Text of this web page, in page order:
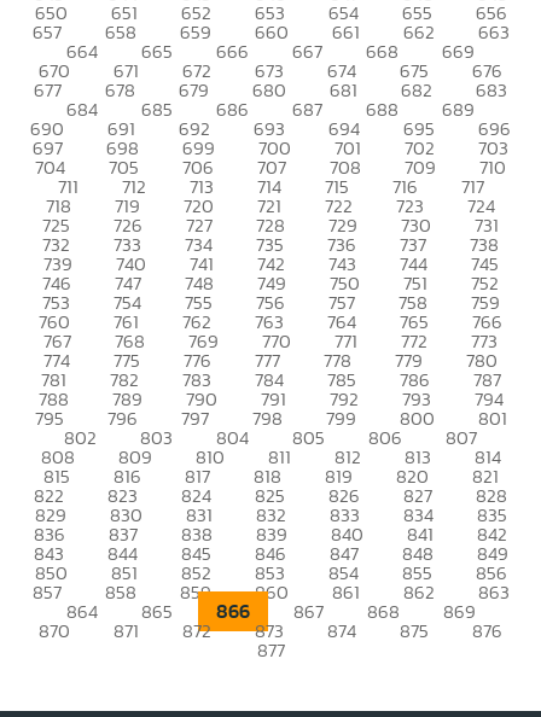
650 651 652 653 654 655 656
657 658 659 660 661 662 663
664 665 666 667 668 669
670 671 672 673 674 675 676
677 678 679 680 681 682 683
684 685 686 687 688 689
690 691 692 693 694 695 696
697 698 699 700 701 702 703
704 705 706 707 708 709 710
711 712 713 714 715 716 717
718 719 720 721 722 723 724
725 726 727 728 729 730 731
732 733 734 735 736 737 738
739 740 741 742 743 744 745
746 747 748 749 750 751 752
753 754 755 756 757 758 759
760 761 762 763 764 765 766
767 768 769 770 771 772 773
774 775 776 777 778 779 780
781 782 783 784 785 786 787
788 789 790 791 792 793 794
795 796 797 798 799 800 801
802 803 804 805 806 807
808 809 810 811 812 813 814
815 816 817 818 819 820 821
822 823 824 825 826 827 828
829 830 831 832 833 834 835
836 837 838 839 840 841 842
843 844 845 846 847 848 849
850 851 852 853 854 855 856
857 858 859 860 861 862 863
864 865 866 867 868 869
870 871 872 873 874 875 876
877